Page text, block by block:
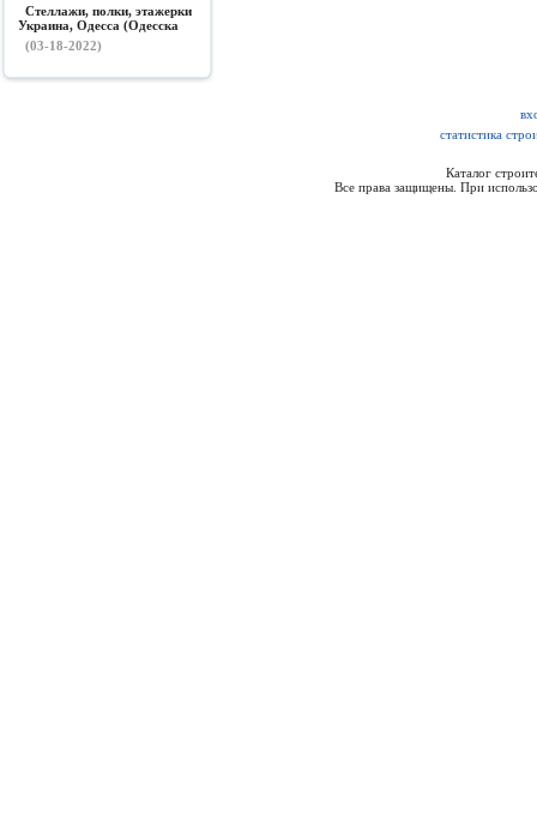
Стеллажи, полки, этажерки
Украина, Одесса (Одесска
(03-18-2022)
статистика
Каталог
Все права защищены. При